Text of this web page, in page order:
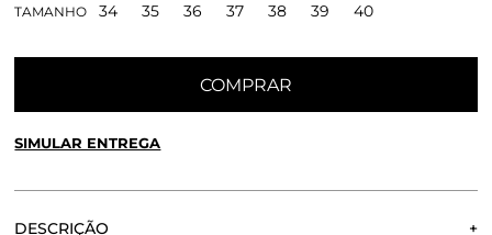
TAMANHO 34 35 36 37 38 39 40
COMPRAR
SIMULAR ENTREGA
DESCRIÇÃO